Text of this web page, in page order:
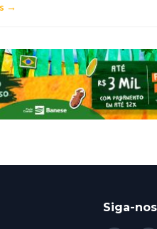
→
Siga-nos